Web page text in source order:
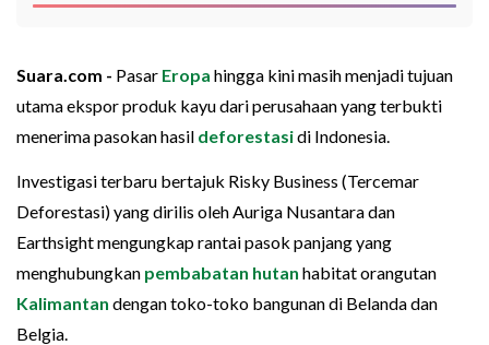
Suara.com - Pasar Eropa hingga kini masih menjadi tujuan
utama ekspor produk kayu dari perusahaan yang terbukti
menerima pasokan hasil deforestasidi Indonesia.
Investigasi terbaru bertajuk Risky Business (Tercemar
Deforestasi) yang dirilis oleh Auriga Nusantara dan
Earthsight mengungkap rantai pasok panjang yang
menghubungkan pembabatan hutan habitat orangutan
Kalimantan dengan toko-toko bangunan di Belanda dan
Belgia.